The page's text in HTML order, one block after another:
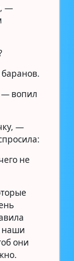
—
баранов.
вопил
—
не
наши
они